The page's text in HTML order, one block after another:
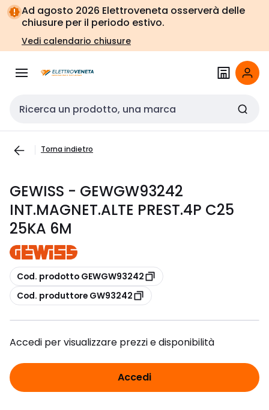
Vai alla
navigazione
Vai
alla
pagina
Ad agosto 2026 Elettroveneta osserverà delle
chiusure per il periodo estivo.
Vedi calendario chiusure
Cerca input
Torna indietro
GEWISS - GEWGW93242
INT.MAGNET.ALTE PREST.4P C25
25KA 6M
copia
Cod. prodotto GEWGW93242
copia
Cod. produttore GW93242
Accedi per visualizzare prezzi e disponibilità
Accedi